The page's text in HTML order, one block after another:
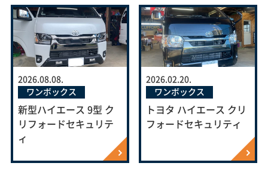
2026.08.08.
ワンボックス
新型ハイエース 9型 ク
リフォードセキュリテ
ィ
2026.02.20.
ワンボックス
トヨタ ハイエース クリ
フォードセキュリティ